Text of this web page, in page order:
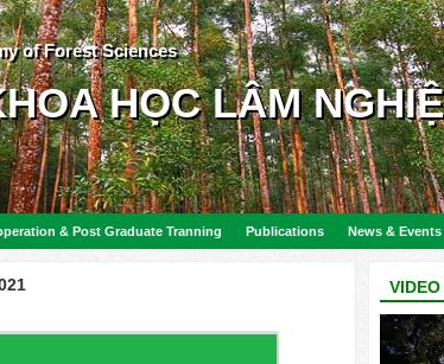
of Forest Sciences
HỌC LÂM
& Post Graduate Tranning Publications News & Events
VIDEO
Video
Player